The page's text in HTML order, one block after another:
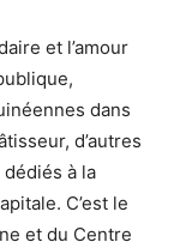
et l’amour
dans
d’autres
à la
C’est le
et du Centre